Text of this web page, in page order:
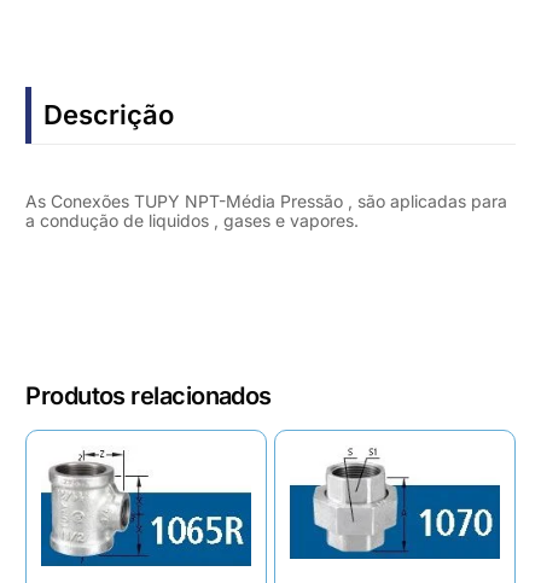
Descrição
As Conexões TUPY NPT-Média Pressão , são aplicadas para
a condução de liquidos , gases e vapores.
Produtos relacionados